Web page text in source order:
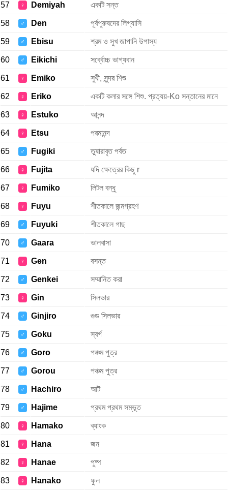
57 ♀ Demiyah একটি সন্ত
58 ♂ Den পূর্বপুরুষদের লিগ্যাসি
59 ♂ Ebisu শ্রম ও সুখ জাপানি উপাস্য
60 ♂ Eikichi সর্ব্বোচ্চ ভাগ্যবান
61 ♀ Emiko সুখী, সুন্দর শিশু
62 ♀ Eriko একটি কলার সঙ্গে শিশু. প্রত্যয়-Ko সন্তানের মানে
63 ♀ Estuko আনন্দ
64 ♀ Etsu পরমানন্দ
65 ♂ Fugiki তুষারাবৃত পর্বত
66 ♀ Fujita যদি ক্ষেত্রের কিছু r
67 ♀ Fumiko লিটল বন্ধু
68 ♀ Fuyu শীতকালে জন্মগ্রহণ
69 ♂ Fuyuki শীতকালে গাছ
70 ♂ Gaara ভালবাসা
71 ♀ Gen বসন্ত
72 ♂ Genkei সম্মানিত করা
73 ♀ Gin সিলভার
74 ♂ Ginjiro গুড সিলভার
75 ♂ Goku স্বর্গ
76 ♂ Goro পঞ্চম পুত্র
77 ♂ Gorou পঞ্চম পুত্র
78 ♂ Hachiro আট
79 ♂ Hajime প্রথম প্রথম সম্ভূত
80 ♀ Hamako ব্যাংক
81 ♀ Hana জন
82 ♀ Hanae পুষ্প
83 ♀ Hanako ফুল